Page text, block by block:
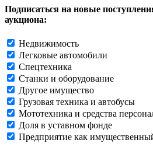
Подписаться на новые
аукциона:
Недвижимость
Легковые автомобили
Спецтехника
Станки и оборудование
Другое имущество
Грузовая техника и автобусы
Мототехника и средства
Доля в уставном фонде
Предприятие как